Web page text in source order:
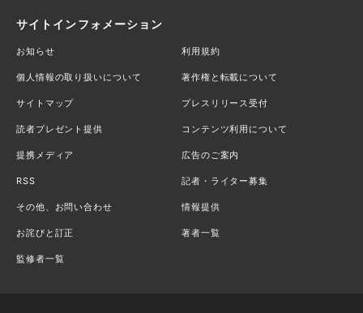
サイトインフォメーション
お知らせ 利用規約
個人情報の取り扱いについて 著作権と転載について
サイトマップ プレスリリース受付
読者プレゼント提供 コンテンツ利用について
提携メディア 広告のご案内
RSS 記者・ライター募集
その他、お問い合わせ 情報提供
お詫びと訂正 著者一覧
監修者一覧